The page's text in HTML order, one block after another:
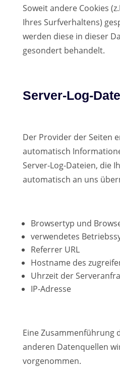
Soweit andere Cookies
Ihres Surfverhaltens)
werden diese in dieser
gesondert behandelt.
Server-Log-
Der Provider der Seiten
automatisch
Server-Log-Dateien, die
automatisch an uns
Browsertyp und
verwendetes
Referrer URL
Hostname des
Uhrzeit der
IP-Adresse
Eine Zusammenführung
anderen Datenquellen
vorgenommen.